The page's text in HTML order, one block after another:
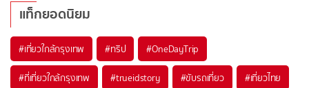
แท็กยอดนิยม
#เที่ยวใกล้กรุงเทพ #ทริป #OneDayTrip
#ที่เที่ยวใกล้กรุงเทพ #trueidstory #ขับรถเที่ยว #เที่ยวไทย